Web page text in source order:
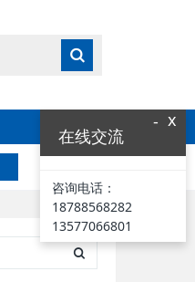
x
-
在线交流
咨询电话：
18788568282
13577066801